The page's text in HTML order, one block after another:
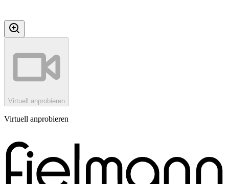
Virtuell anprobieren
Virtuell anprobieren